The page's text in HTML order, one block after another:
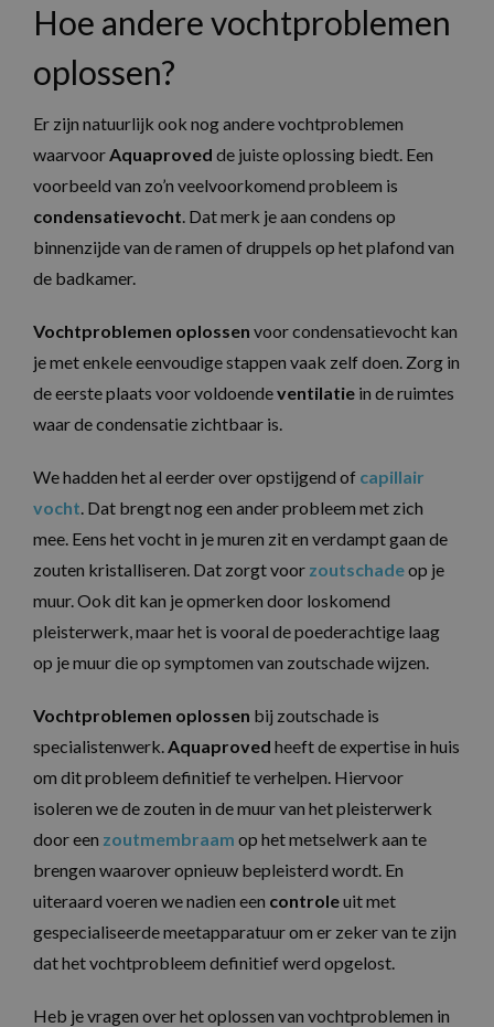
Hoe andere vochtproblemen
oplossen?
Er zijn natuurlijk ook nog andere vochtproblemen
waarvoorAquaproved de juiste oplossing biedt. Een
voorbeeld van zo’n veelvoorkomend probleem is
condensatievocht. Dat merk je aan condens op
binnenzijde van de ramen of druppels op het plafond van
de badkamer.
Vochtproblemen oplossen voor condensatievocht kan
je met enkele eenvoudige stappen vaak zelf doen. Zorg in
de eerste plaats voor voldoendeventilatie in de ruimtes
waar de condensatie zichtbaar is.
We hadden het al eerder over opstijgend of capillair
vocht. Dat brengt nog een ander probleem met zich
mee. Eens het vocht in je muren zit en verdampt gaan de
zouten kristalliseren. Dat zorgt voor zoutschadeop je
muur. Ook dit kan je opmerken door loskomend
pleisterwerk, maar het is vooral de poederachtige laag
op je muur die op symptomen van zoutschade wijzen.
Vochtproblemen oplossen bij zoutschade is
specialistenwerk.Aquaproved heeft de expertise in huis
om dit probleem definitief te verhelpen. Hiervoor
isoleren we de zouten in de muur van het pleisterwerk
door een zoutmembraam op het metselwerk aan te
brengen waarover opnieuw bepleisterd wordt. En
uiteraard voeren we nadien een controleuit met
gespecialiseerde meetapparatuur om er zeker van te zijn
dat het vochtprobleem definitief werd opgelost.
Heb je vragen over het oplossen van vochtproblemen in